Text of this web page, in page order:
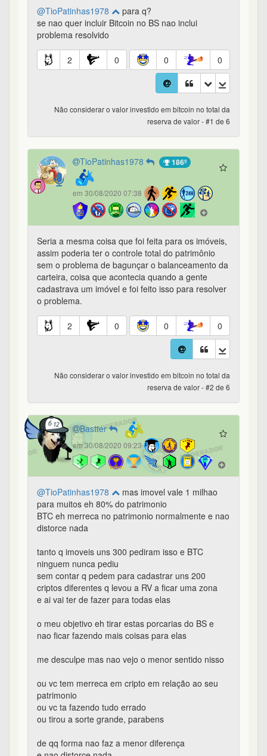
@TioPatinhas1978
para q?
se nao quer incluir Bitcoin no BS nao inclui
problema resolvido
2 0 0 0
Não considerar o valor investido em bitcoin no total da
reserva de valor - #1 de 6
TioPatinhas1978 186º
em 30/08/2020 07:38
Seria a mesma coisa que foi feita para os imóveis,
assim poderia ter o controle total do patrimônio
sem o problema de bagunçar o balanceamento da
carteira, coisa que acontecia quando a gente
cadastrava um imóvel e foi feito isso para resolver
o problema.
2 0 0 0
Não considerar o valor investido em bitcoin no total da
reserva de valor - #2 de 6
Bastter
em 30/08/2020 09:23
@TioPatinhas1978
mas imovel vale 1 milhao
para muitos eh 80% do patrimonio
BTC eh merreca no patrimonio normalmente e nao
distorce nada
tanto q imoveis uns 300 pediram isso e BTC
ninguem nunca pediu
sem contar q pedem para cadastrar uns 200
criptos diferentes q levou a RV a ficar uma zona
e ai vai ter de fazer para todas elas
o meu objetivo eh tirar estas porcarias do BS e
nao ficar fazendo mais coisas para elas
me desculpe mas nao vejo o menor sentido nisso
ou vc tem merreca em cripto em relação ao seu
patrimonio
ou vc ta fazendo tudo errado
ou tirou a sorte grande, parabens
de qq forma nao faz a menor diferença